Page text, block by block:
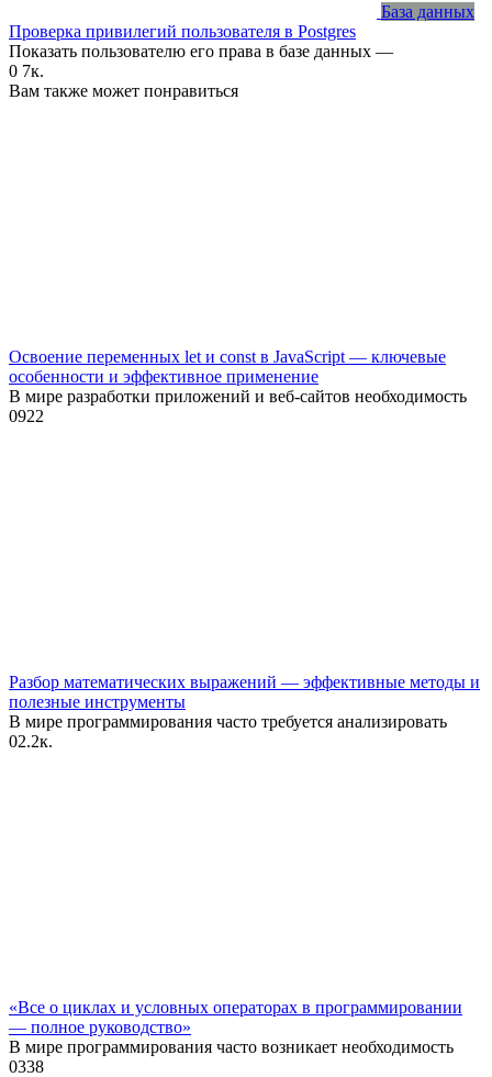
База данных
Проверка привилегий пользователя в Postgres
Показать пользователю его права в базе данных —
0 7к.
Вам также может понравиться
Освоение переменных let и const в JavaScript — ключевые
особенности и эффективное применение
В мире разработки приложений и веб-сайтов необходимость
0922
Разбор математических выражений — эффективные методы и
полезные инструменты
В мире программирования часто требуется анализировать
02.2к.
«Все о циклах и условных операторах в программировании
— полное руководство»
В мире программирования часто возникает необходимость
0338